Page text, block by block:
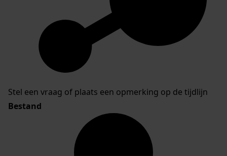
Stel een vraag of plaats een opmerking op de tijdlijn
Bestand